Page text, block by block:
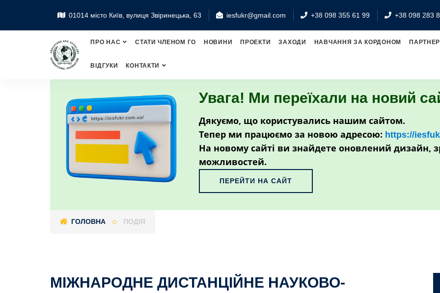
01014 місто Київ, вулиця Звіринецька, 63 iesfukr@gmail.com +38 098 355 61 99 +38 098 283
ПРО НАС СТАТИ ЧЛЕНОМ ГО НОВИНИ ПРОЕКТИ ЗАХОДИ НАВЧАННЯ ЗА КОРДОНОМ
ВІДГУКИ КОНТАКТИ
Увага! Ми переїхали на новий
Дякуємо, що користувались нашим сайтом.
Тепер ми працюємо за новою адресою: https://
На новому сайті ви знайдете оновлений дизайн,
можливостей.
ПЕРЕЙТИ НА САЙТ
ГОЛОВНА ПОДІЯ
МІЖНАРОДНЕ ДИСТАНЦІЙНЕ НАУКОВО-